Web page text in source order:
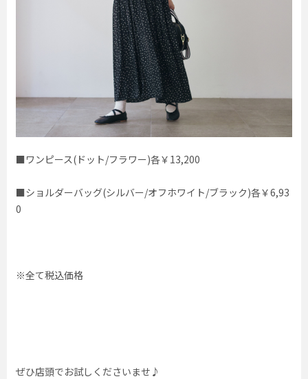
■ワンピース(ドット/フラワー)各￥13,200
■ショルダーバッグ(シルバー/オフホワイト/ブラック)各￥6,93
0
※全て税込価格
ぜひ店頭でお試しくださいませ♪